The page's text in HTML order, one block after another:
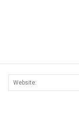
Email:*